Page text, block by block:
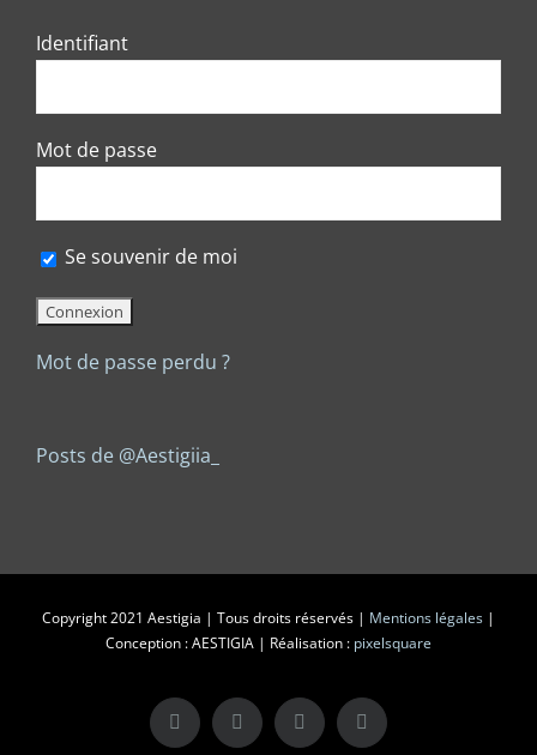
Identifiant
Mot de passe
Se souvenir de moi
Mot de passe perdu ?
Posts de @Aestigiia_
Copyright 2021 Aestigia | Tous droits réservés | Mentions légales |
Conception : AESTIGIA | Réalisation : pixelsquare
X LinkedInInstagramFacebook